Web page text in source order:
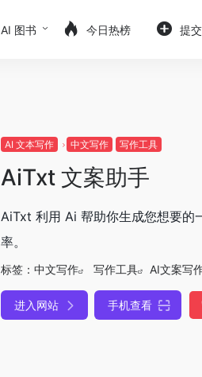
AI 图书 今日热榜 提
AI 文本写作 中文写作 写作工具
AiTxt 文案助手
AiTxt 利用 Ai 帮助你生成您想要的
率。
标签： 中文写作 写作工具 AI文案写
进入网站 手机查看